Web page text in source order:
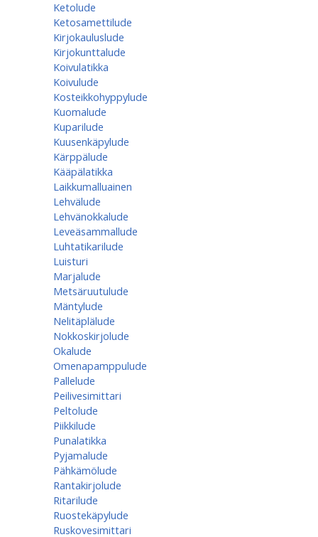
Ketolude
Ketosamettilude
Kirjokauluslude
Kirjokunttalude
Koivulatikka
Koivulude
Kosteikkohyppylude
Kuomalude
Kuparilude
Kuusenkäpylude
Kärppälude
Kääpälatikka
Laikkumalluainen
Lehvälude
Lehvänokkalude
Leveäsammallude
Luhtatikarilude
Luisturi
Marjalude
Metsäruutulude
Mäntylude
Nelitäplälude
Nokkoskirjolude
Okalude
Omenapamppulude
Pallelude
Peilivesimittari
Peltolude
Piikkilude
Punalatikka
Pyjamalude
Pähkämölude
Rantakirjolude
Ritarilude
Ruostekäpylude
Ruskovesimittari